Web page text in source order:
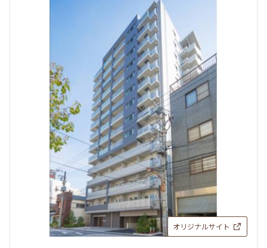
件
お部屋を再検索
検索結果の絞り込み
〜
管理費/共益費含む
礼金なし
敷金なし
礼金１ヶ月以下
フリーレント付き
オリジナルサイト